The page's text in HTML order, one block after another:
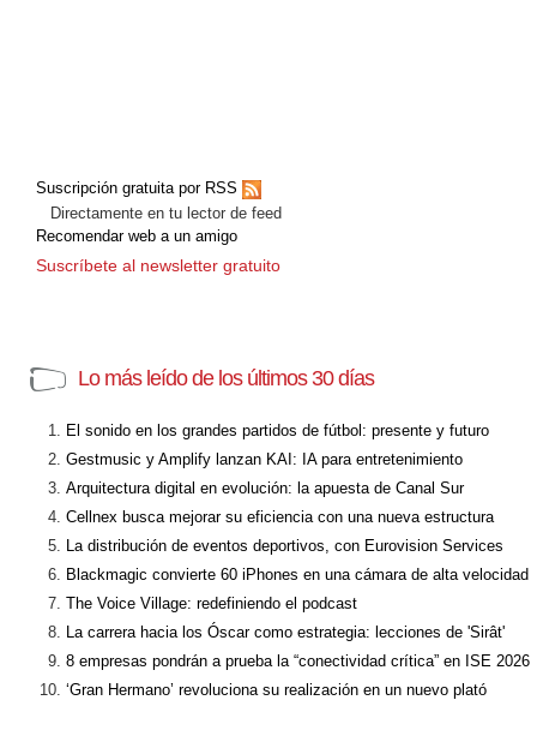
Suscripción gratuita por RSS
Directamente en tu lector de feed
Recomendar web a un amigo
Suscríbete al newsletter gratuito
Lo más leído de los últimos 30 días
El sonido en los grandes partidos de fútbol: presente y futuro
Gestmusic y Amplify lanzan KAI: IA para entretenimiento
Arquitectura digital en evolución: la apuesta de Canal Sur
Cellnex busca mejorar su eficiencia con una nueva estructura
La distribución de eventos deportivos, con Eurovision Services
Blackmagic convierte 60 iPhones en una cámara de alta velocidad
The Voice Village: redefiniendo el podcast
La carrera hacia los Óscar como estrategia: lecciones de 'Sirât'
8 empresas pondrán a prueba la “conectividad crítica” en ISE 2026
‘Gran Hermano’ revoluciona su realización en un nuevo plató